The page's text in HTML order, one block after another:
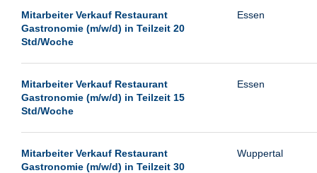
Mitarbeiter Verkauf Restaurant
Gastronomie (m/w/d) in Teilzeit 20
Std/Woche
Essen
Mitarbeiter Verkauf Restaurant
Gastronomie (m/w/d) in Teilzeit 15
Std/Woche
Essen
Mitarbeiter Verkauf Restaurant
Gastronomie (m/w/d) in Teilzeit 30
Wuppertal